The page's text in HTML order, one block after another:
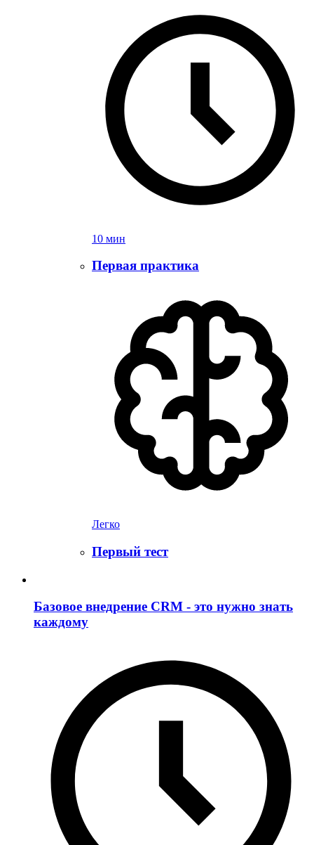
10 мин
Первая практика
Легко
Первый тест
Базовое внедрение CRM - это нужно знать
каждому